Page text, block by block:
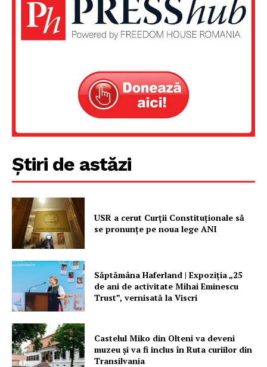
Un proiect
FREEDOM HOUSE ROMÂNIA
PRESShub
Despre noi / Echipa
Proiecte editoriale
Rețea
Contact
Știri de astăzi
USR a cerut Curții Constituționale să
se pronunțe pe noua lege ANI
Săptămâna Haferland | Expoziţia „25
de ani de activitate Mihai Eminescu
Trust”, vernisată la Viscri
Castelul Miko din Olteni va deveni
muzeu şi va fi inclus în Ruta curiilor din
Transilvania